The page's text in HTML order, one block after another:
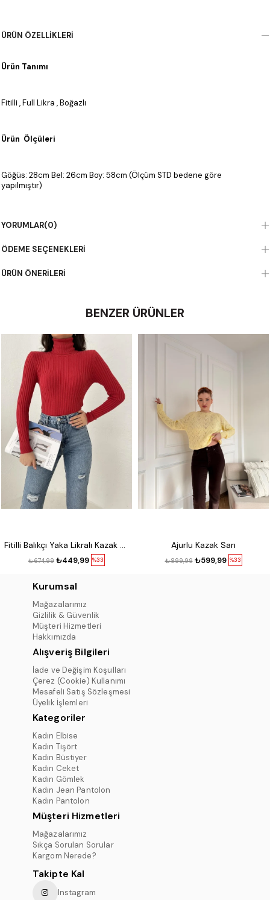
ÜRÜN ÖZELLIKLERI
Ürün Tanımı
Fitilli , Full Likra , Boğazlı
Ürün Ölçüleri
Göğüs: 28cm Bel: 26cm Boy: 58cm (Ölçüm STD bedene göre
yapılmıştır)
Kumaş Bilgisi
%95 Viskoz %5 Elestan
YORUMLAR(0)
ÖDEME SEÇENEKLERI
ÜRÜN ÖNERILERI
BENZER ÜRÜNLER
Fitilli Balıkçı Yaka Likralı Kazak Kırmızı
%33
₺449,99
₺674,99
Ajurlu Kazak Sarı
%33
₺599,99
₺899,99
Kurumsal
Mağazalarımız
Gizlilik & Güvenlik
Müşteri Hizmetleri
Hakkımızda
Alışveriş Bilgileri
İade ve Değişim Koşulları
Çerez (Cookie) Kullanımı
Mesafeli Satış Sözleşmesi
Üyelik İşlemleri
Kategoriler
Kadın Elbise
Kadın Tişört
Kadın Büstiyer
Kadın Ceket
Kadın Gömlek
Kadın Jean Pantolon
Kadın Pantolon
Müşteri Hizmetleri
Mağazalarımız
Sıkça Sorulan Sorular
Kargom Nerede?
Takipte Kal
Instagram